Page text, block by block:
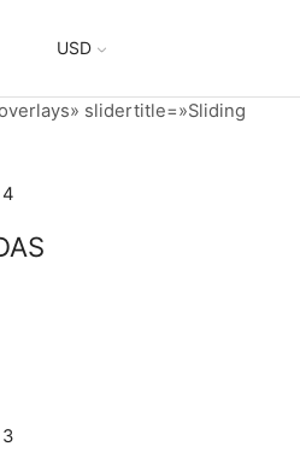
USD
slidertitle=»Sliding